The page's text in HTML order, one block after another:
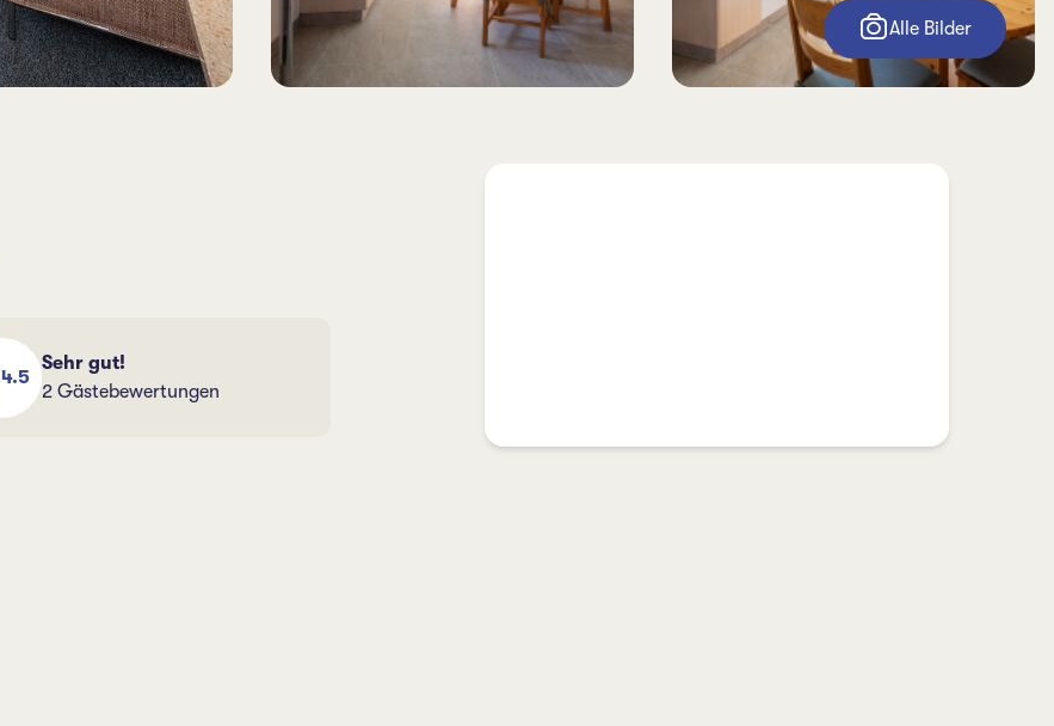
Alle Bilder
4.5
Sehr gut!
2 Gästebewertungen